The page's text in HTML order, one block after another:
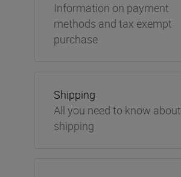
Information on payment
methods and tax exempt
purchase
Shipping
All you need to know about
shipping